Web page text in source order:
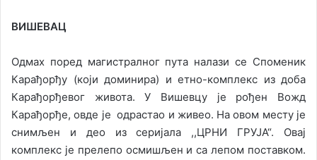
ВИШЕВАЦ
Одмах поред магистралног пута налази се Споменик
Карађорђу (који доминира) и етно-комплекс из доба
Карађорђевог живота. У Вишевцу је рођен Вожд
Карађорђе, овде је одрастао и живео. На овом месту је
снимљен и део из серијала ,,ЦРНИ ГРУЈА“. Овај
комплекс је прелепо осмишљен и са лепом поставком.